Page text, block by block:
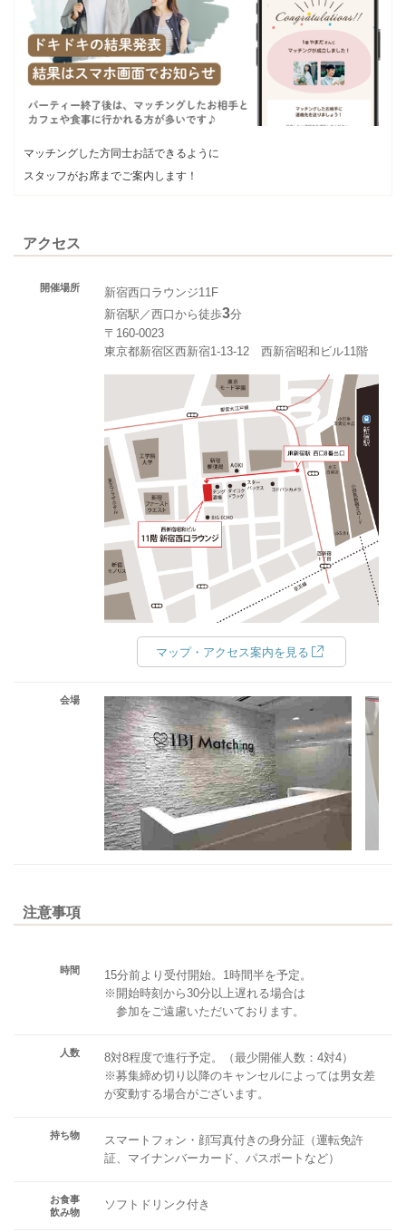
マッチングした方同士お話できるように
スタッフがお席までご案内します！
アクセス
開催場所
新宿西口ラウンジ11F
新宿駅／西口から徒歩3分
〒160-0023
東京都新宿区西新宿1-13-12 西新宿昭和ビル11階
マップ・アクセス案内を見る
会場
注意事項
時間
15分前より受付開始。1時間半を予定。
※開始時刻から30分以上遅れる場合は
参加をご遠慮いただいております。
人数
8対8程度で進行予定。（最少開催人数：4対4）
※募集締め切り以降のキャンセルによっては男女差
が変動する場合がございます。
持ち物
スマートフォン・顔写真付きの身分証（運転免許
証、マイナンバーカード、パスポートなど）
お食事
飲み物
ソフトドリンク付き